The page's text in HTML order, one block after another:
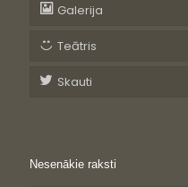
Galerija
Teātris
Skauti
Nesenākie raksti